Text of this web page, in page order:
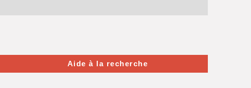
Aide à la recherche